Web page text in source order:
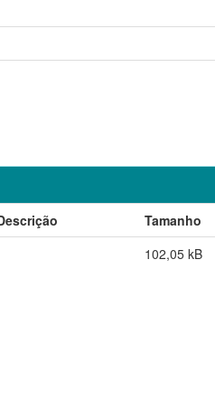
Tamanho
102,05 kB